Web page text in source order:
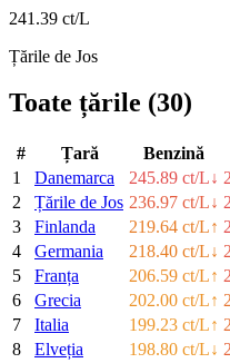
241.39 ct/L
Țările de Jos
Toate țările (30)
# Țară Benzină
1
Danemarca 245.89 ct/L↓
2
Țările de Jos 236.97 ct/L↓
3
Finlanda 219.64 ct/L↑
4
Germania 218.40 ct/L↓
5
Franța 206.59 ct/L↑
6
Grecia 202.00 ct/L↑
7
Italia 199.23 ct/L↑
8
Elveția 198.80 ct/L↓